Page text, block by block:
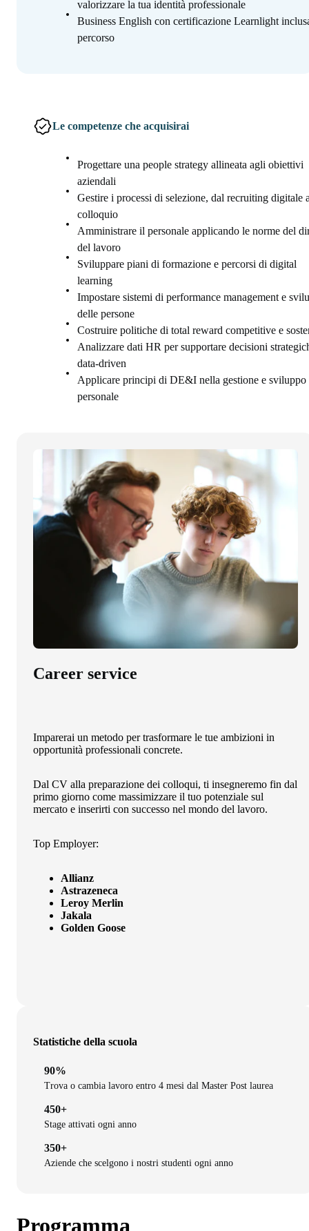
valorizzare la tua identità professionale
Business English con certificazione Learnlight
percorso
Le competenze che acquisirai
Progettare una people strategy allineata agli obiettivi
aziendali
Gestire i processi di selezione, dal recruiting digitale
colloquio
Amministrare il personale applicando le norme del
del lavoro
Sviluppare piani di formazione e percorsi di digital
learning
Impostare sistemi di performance management e
delle persone
Costruire politiche di total reward competitive e
Analizzare dati HR per supportare decisioni
data-driven
Applicare principi di DE&I nella gestione e sviluppo
personale
Career service
Imparerai un metodo per trasformare le tue ambizioni in
opportunità professionali concrete.
Dal CV alla preparazione dei colloqui, ti insegneremo fin dal
primo giorno come massimizzare il tuo potenziale sul
mercato e inserirti con successo nel mondo del lavoro.
Top Employer:
Allianz
Astrazeneca
Leroy Merlin
Jakala
Golden Goose
Statistiche della scuola
90%
Trova o cambia lavoro entro 4 mesi dal Master Post laurea
450+
Stage attivati ogni anno
350+
Aziende che scelgono i nostri studenti ogni anno
Programma